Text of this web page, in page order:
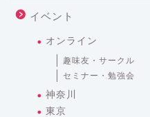
イベント
オンライン
趣味友・サークル
セミナー・勉強会
神奈川
東京